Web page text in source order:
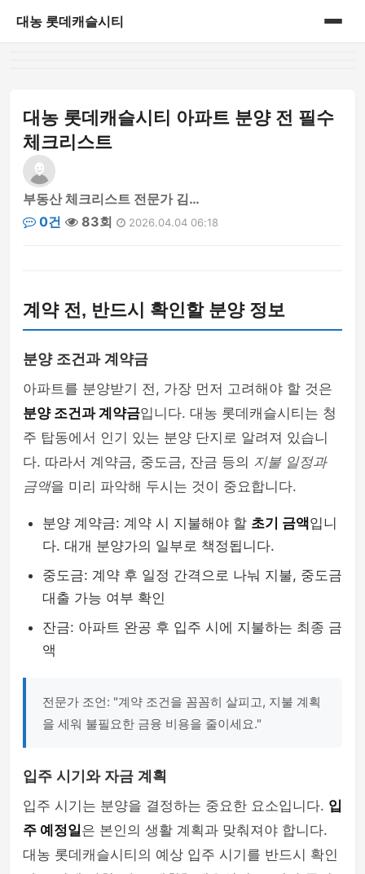
대농 롯데캐슬시티
대농 롯데캐슬시티 아파트 분양 전 필수
체크리스트
부동산 체크리스트 전문가 김…
0건
83회 2026.04.04 06:18
계약 전, 반드시 확인할 분양 정보
분양 조건과 계약금
아파트를 분양받기 전, 가장 먼저 고려해야 할 것은
분양 조건과 계약금입니다. 대농 롯데캐슬시티는 청
주 탑동에서 인기 있는 분양 단지로 알려져 있습니
다. 따라서 계약금, 중도금, 잔금 등의 지불 일정과
금액을 미리 파악해 두시는 것이 중요합니다.
분양 계약금: 계약 시 지불해야 할 초기 금액입니
다. 대개 분양가의 일부로 책정됩니다.
중도금: 계약 후 일정 간격으로 나눠 지불, 중도금
대출 가능 여부 확인
잔금: 아파트 완공 후 입주 시에 지불하는 최종 금
액
전문가 조언: "계약 조건을 꼼꼼히 살피고, 지불 계획
을 세워 불필요한 금융 비용을 줄이세요."
입주 시기와 자금 계획
입주 시기는 분양을 결정하는 중요한 요소입니다. 입
주 예정일은 본인의 생활 계획과 맞춰져야 합니다.
대농 롯데캐슬시티의 예상 입주 시기를 반드시 확인